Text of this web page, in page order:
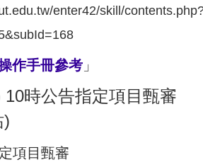
enter42/skill/
作手冊參考 」
10時公告指定項目甄審
)
項目甄審